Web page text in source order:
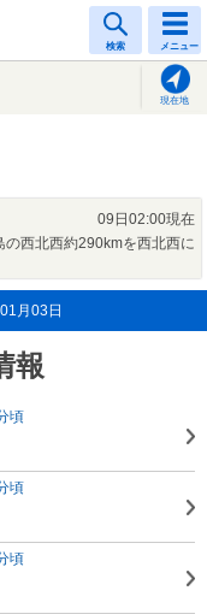
検索 メニュー
現在地
09日02:00現在
西北西約290kmを西北西に
月03日
報
頃
頃
頃